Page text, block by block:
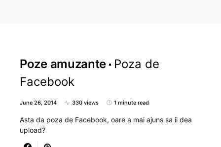
Poze amuzante
Poza de
Facebook
June 26, 2014 330 views 1 minute read
Asta da poza de Facebook, oare a mai ajuns sa ii dea
upload?